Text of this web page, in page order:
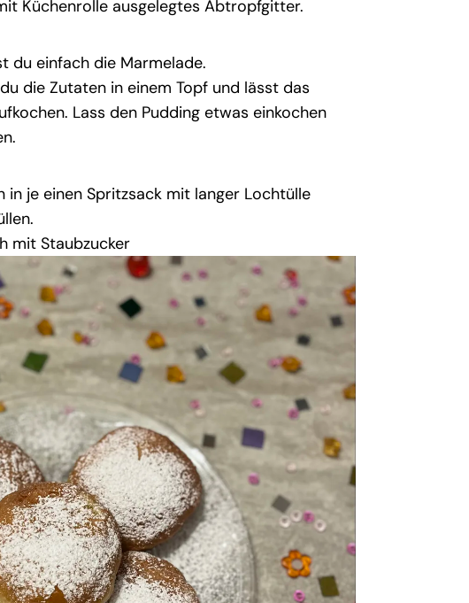
Küchenrolle ausgelegtes Abtropfgitter.
du einfach die Marmelade.
die Zutaten in einem Topf und lässt das
Lass den Pudding etwas einkochen
in je einen Spritzsack mit langer Lochtülle
mit Staubzucker